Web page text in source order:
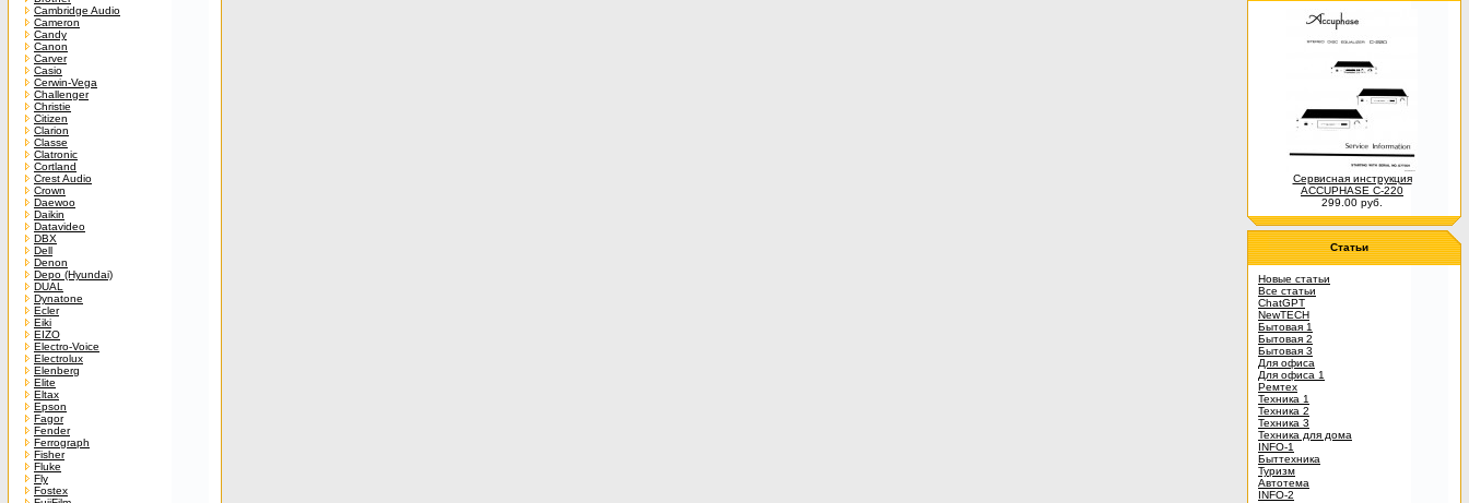
Cambridge Audio
Cameron
Candy
Canon
Carver
Casio
Cerwin-Vega
Challenger
Christie
Citizen
Clarion
Classe
Clatronic
Cortland
Crest Audio
Crown
Daewoo
Daikin
Datavideo
DBX
Dell
Denon
Depo (Hyundai)
DUAL
Dynatone
Ecler
Eiki
EIZO
Electro-Voice
Electrolux
Elenberg
Elite
Eltax
Epson
Fagor
Fender
Ferrograph
Fisher
Fluke
Fly
Fostex
Сервисная инструкция
ACCUPHASE C-220
299.00 руб.
Статьи
Новые статьи
Все статьи
ChatGPT
NewTECH
Бытовая 1
Бытовая 2
Бытовая 3
Для офиса
Для офиса 1
Ремтех
Техника 1
Техника 2
Техника 3
Техника для дома
INFO-1
Быттехника
Туризм
Автотема
INFO-2